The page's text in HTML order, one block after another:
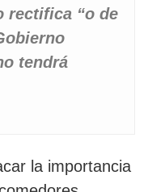
rectifica “o de
tendrá
la importancia